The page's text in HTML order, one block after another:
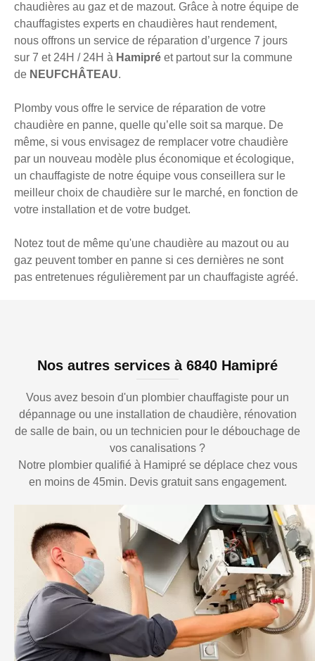
chaudières au gaz et de mazout. Grâce à notre équipe de
chauffagistes experts en chaudières haut rendement,
nous offrons un service de réparation d’urgence 7 jours
sur 7 et 24H / 24H à Hamipré et partout sur la commune
de NEUFCHÂTEAU.
Plomby vous offre le service de réparation de votre
chaudière en panne, quelle qu’elle soit sa marque. De
même, si vous envisagez de remplacer votre chaudière
par un nouveau modèle plus économique et écologique,
un chauffagiste de notre équipe vous conseillera sur le
meilleur choix de chaudière sur le marché, en fonction de
votre installation et de votre budget.
Notez tout de même qu'une chaudière au mazout ou au
gaz peuvent tomber en panne si ces dernières ne sont
pas entretenues régulièrement par un chauffagiste agréé.
Nos autres services à 6840 Hamipré
Vous avez besoin d'un plombier chauffagiste pour un
dépannage ou une installation de chaudière, rénovation
de salle de bain, ou un technicien pour le débouchage de
vos canalisations ?
Notre plombier qualifié à Hamipré se déplace chez vous
en moins de 45min. Devis gratuit sans engagement.